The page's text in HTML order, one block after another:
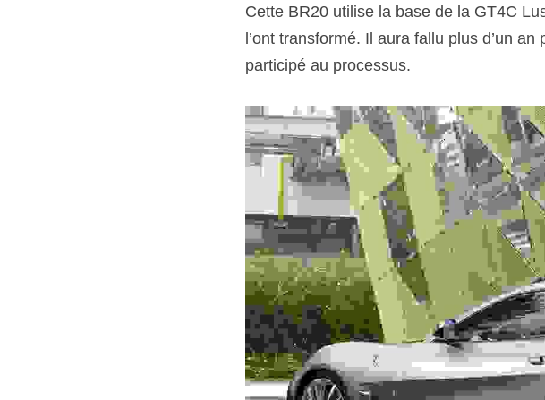
Cette BR20 utilise la base de la GT4C
l’ont transformé. Il aura fallu plus d’un
participé au processus.